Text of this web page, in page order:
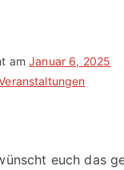
amJanuar 6, 2025
euch das